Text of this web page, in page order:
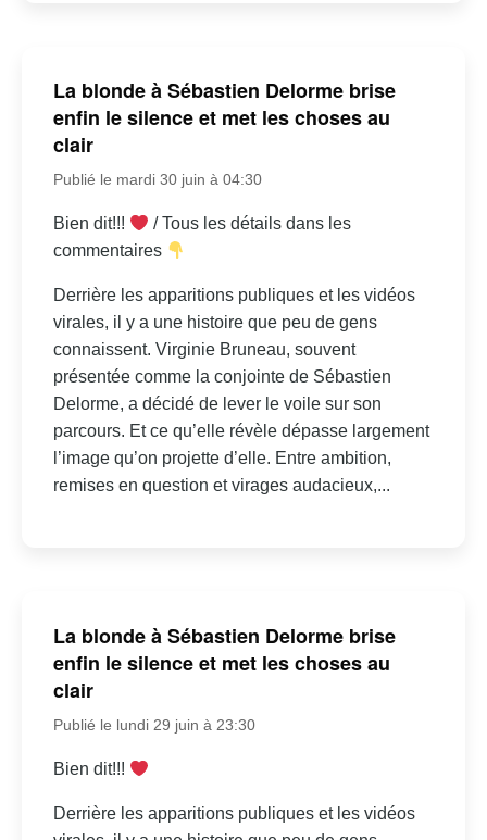
La blonde à Sébastien Delorme brise
enfin le silence et met les choses au
clair
Publié le mardi 30 juin à 04:30
Bien dit!!!
/ Tous les détails dans les
commentaires
Derrière les apparitions publiques et les vidéos
virales, il y a une histoire que peu de gens
connaissent. Virginie Bruneau, souvent
présentée comme la conjointe de Sébastien
Delorme, a décidé de lever le voile sur son
parcours. Et ce qu’elle révèle dépasse largement
l’image qu’on projette d’elle. Entre ambition,
remises en question et virages audacieux,...
La blonde à Sébastien Delorme brise
enfin le silence et met les choses au
clair
Publié le lundi 29 juin à 23:30
Bien dit!!!
Derrière les apparitions publiques et les vidéos